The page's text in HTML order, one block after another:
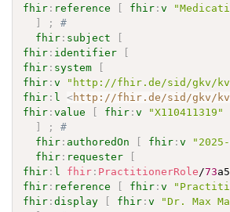
fhir : reference fhir :v
;
#
fhir : subject
fhir : identifier
fhir : system
fhir :v "http://fhir.de/sid/gkv/
fhir : l <http://fhir.de/sid/gkv/
fhir :value fhir :v "X110411319"
;
#
fhir : authoredOn fhir :v
fhir : requester
fhir : l fhir : PractitionerRole /73
fhir : reference fhir :v
fhir :display fhir :v
"Dr. Max